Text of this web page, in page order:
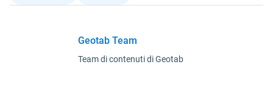
Geotab Team
Team di contenuti di Geotab